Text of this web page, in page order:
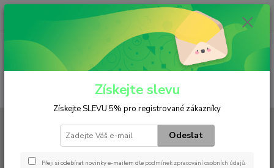
(Po-Pá, 6:30-15 hod.)
ks
0 Kč
VALEO
Získejte slevu
Získejte SLEVU 5% pro registrované zákazníky
Odeslat
Přeji si odebírat novinky e-mailem dle podmínek zpracování osobních údajů.